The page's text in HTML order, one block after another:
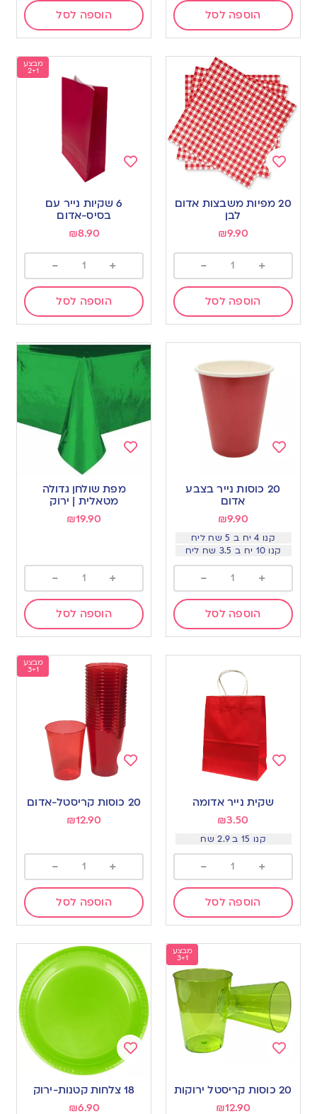
הוספה לסל הוספה לסל
Add
to
wishlist
20 מפיות משבצות אדום
לבן
₪9.90
+
-
הוספה לסל
מבצע
2+1
wishlist
6 שקיות נייר עם
בסיס-אדום
₪8.90
+
-
הוספה לסל
20 כוסות נייר בצבע
אדום
₪9.90
קנו 4 יח ב 5 שח ליח
קנו 10 יח ב 3.5 שח ליח
+
-
הוספה לסל
wishlist
מפת שולחן גדולה
מטאלית | ירוק
₪19.90
+
-
הוספה לסל
wishlist
שקית נייר אדומה
₪3.50
קנו 15 ב 2.9 שח
+
-
הוספה לסל
מבצע
3+1
to
wishlist
20 כוסות קריסטל-אדום
₪12.90
+
-
הוספה לסל
מבצע
3+1
to
20 כוסות קריסטל ירוקות
₪12.90
Add
to18 צלחות קטנות-ירוק
₪6.90